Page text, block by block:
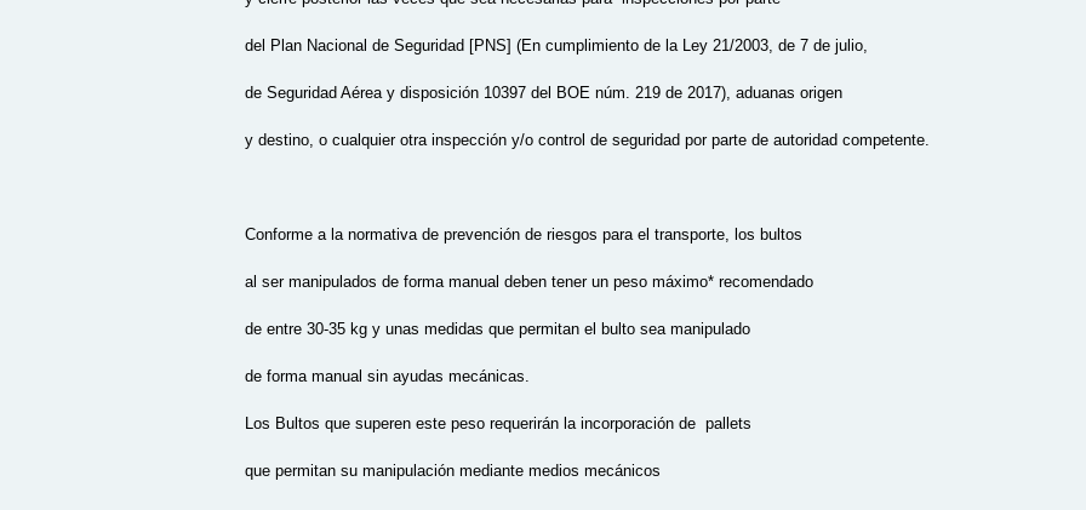
del Plan Nacional de Seguridad [PNS] (En cumplimiento de la Ley 21/2003, de 7 de julio,
de Seguridad Aérea y disposición 10397 del BOE núm. 219 de 2017), aduanas origen
y destino, o cualquier otra inspección y/o control de seguridad por parte de autoridad competente.
Conforme a la normativa de prevención de riesgos para el transporte, los bultos
al ser manipulados de forma manual deben tener un peso máximo* recomendado
de entre 30-35 kg y unas medidas que permitan el bulto sea manipulado
de forma manual sin ayudas mecánicas.
Los Bultos que superen este peso requerirán la incorporación de pallets
que permitan su manipulación mediante medios mecánicos